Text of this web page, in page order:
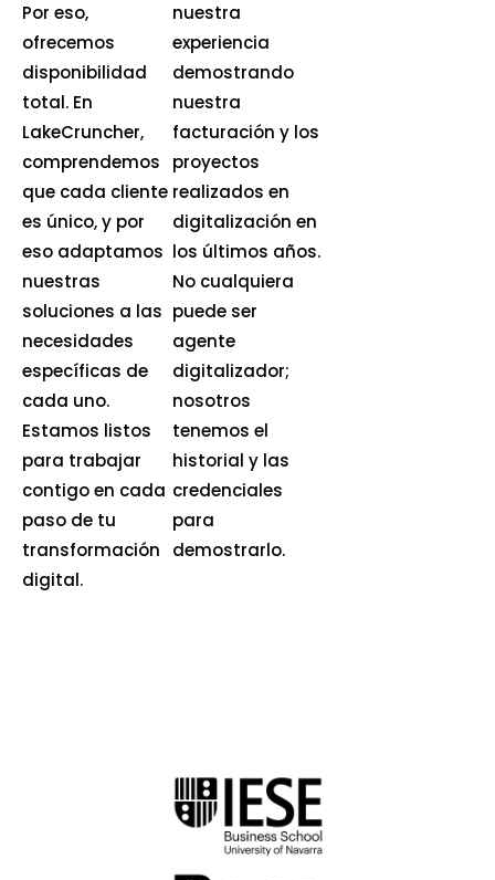
Por eso,
ofrecemos
disponibilidad
total. En
LakeCruncher,
comprendemos
que cada cliente
es único, y por
eso adaptamos
nuestras
soluciones a las
necesidades
específicas de
cada uno.
Estamos listos
para trabajar
contigo en cada
paso de tu
transformación
digital.
nuestra
experiencia
demostrando
nuestra
facturación y los
proyectos
realizados en
digitalización en
los últimos años.
No cualquiera
puede ser
agente
digitalizador;
nosotros
tenemos el
historial y las
credenciales
para
demostrarlo.